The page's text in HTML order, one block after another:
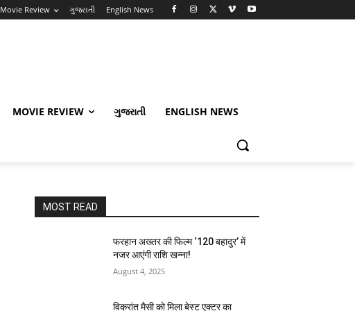
Movie Review ગુજરાતી English News
MOVIE REVIEW ગુજરાતી ENGLISH NEWS
MOST READ
फरहान अख्तर की फिल्म ‘120 बहादुर’ में
नजर आएंगी राशि खन्ना!
August 4, 2025
विक्रांत मैसी को मिला बेस्ट एक्टर का